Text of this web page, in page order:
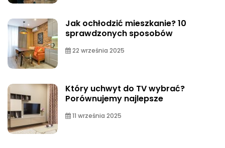
Jak ochłodzić mieszkanie? 10
sprawdzonych sposobów
22 września 2025
Który uchwyt do TV wybrać?
Porównujemy najlepsze
11 września 2025